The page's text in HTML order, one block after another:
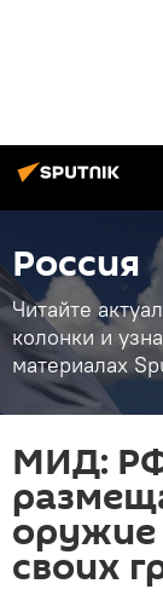
Россия
Читайте
колонки и
материалах
МИД:
оружие
своих